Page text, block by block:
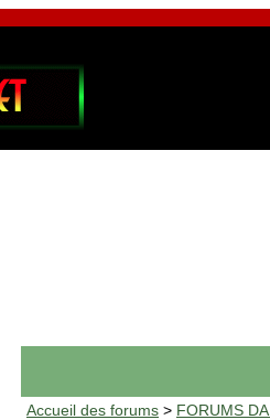
Accueil des forums > FORUMS